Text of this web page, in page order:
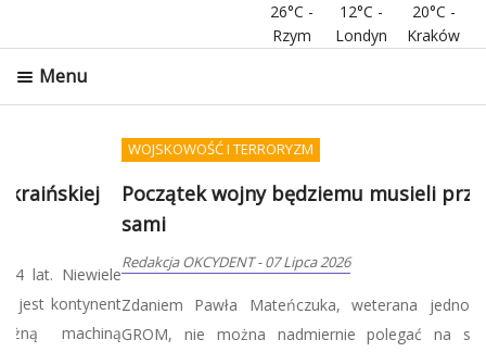
26°C -
Rzym
12°C -
Londyn
20°C -
Kraków
Menu
WOJSKOWOŚĆ I TERRORYZM
Początek wojny będziemu musieli przetrwać
Redakcja OKCYDENT-07 Lipca 2026
Zdaniem Pawła Mateńczuka, weterana jednostki specjalnej
GROM, nie można nadmiernie polegać na służbach, tylko